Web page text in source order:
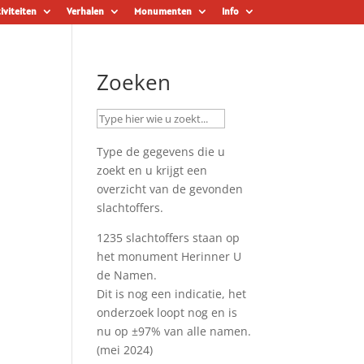
Verhalen Monumenten Info
Zoeken
Type de gegevens die u
zoekt en u krijgt een
overzicht van de gevonden
slachtoffers.
1235 slachtoffers staan op
het monument Herinner U
de Namen.
Dit is nog een indicatie, het
onderzoek loopt nog en is
nu op ±97% van alle namen.
(mei 2024)